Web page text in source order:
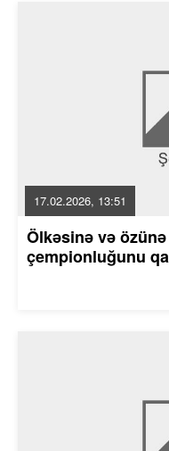
17.02.2026, 13:51
Ölkəsinə və
çempionluğunu